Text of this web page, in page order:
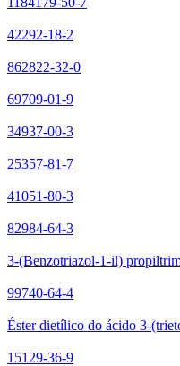
42292-18-2
862822-32-0
69709-01-9
34937-00-3
25357-81-7
41051-80-3
82984-64-3
3-(Benzotriazol-1-il)
99740-64-4
Éster dietílico do ácido 3-
15129-36-9